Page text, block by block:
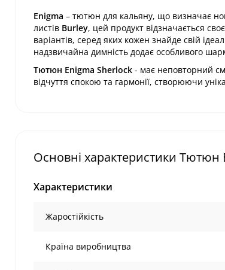
Enigma – тютюн для кальяну, що визначає
листів Burley, цей продукт відзначається
варіантів, серед яких кожен знайде свій
надзвичайна димність додає особливого
Тютюн Enigma Sherlock - має неповторний
відчуття спокою та гармонії, створюючи
Основні характеристики Тютюн
Характеристики
Жаростійкість
Країна виробництва